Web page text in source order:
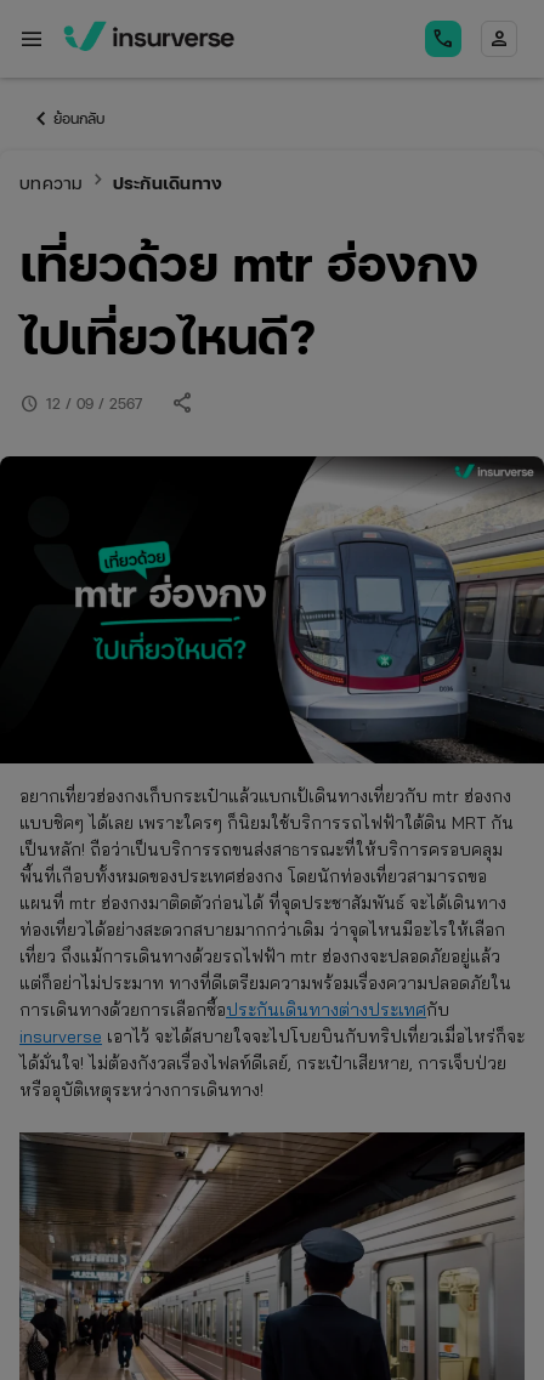
menu call person
keyboard_arrow_left ย้อนกลับ
บทความ keyboard_arrow_right ประกันเดินทาง
เที่ยวด้วย mtr ฮ่องกง
ไปเที่ยวไหนดี?
schedule 12 / 09 / 2567 share
อยากเที่ยวฮ่องกงเก็บกระเป๋าแล้วแบกเป้เดินทางเที่ยวกับ mtr ฮ่องกง
แบบชิคๆ ได้เลย เพราะใครๆ ก็นิยมใช้บริการรถไฟฟ้าใต้ดิน MRT กัน
เป็นหลัก! ถือว่าเป็นบริการรถขนส่งสาธารณะที่ให้บริการครอบคลุม
พื้นที่เกือบทั้งหมดของประเทศฮ่องกง โดยนักท่องเที่ยวสามารถขอ
แผนที่ mtr ฮ่องกงมาติดตัวก่อนได้ ที่จุดประชาสัมพันธ์ จะได้เดินทาง
ท่องเที่ยวได้อย่างสะดวกสบายมากกว่าเดิม ว่าจุดไหนมีอะไรให้เลือก
เที่ยว ถึงแม้การเดินทางด้วยรถไฟฟ้า mtr ฮ่องกงจะปลอดภัยอยู่แล้ว
แต่ก็อย่าไม่ประมาท ทางที่ดีเตรียมความพร้อมเรื่องความปลอดภัยใน
การเดินทางด้วยการเลือกซื้อประกันเดินทางต่างประเทศกับ
insurverse เอาไว้ จะได้สบายใจจะไปโบยบินกับทริปเที่ยวเมื่อไหร่ก็จะ
ได้มั่นใจ! ไม่ต้องกังวลเรื่องไฟลท์ดีเลย์, กระเป๋าเสียหาย, การเจ็บป่วย
หรืออุบัติเหตุระหว่างการเดินทาง!